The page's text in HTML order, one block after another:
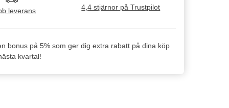
leverans 4,4 stjärnor på Trustpilot
bonus på 5% som ger dig extra rabatt på dina köp
kvartal!